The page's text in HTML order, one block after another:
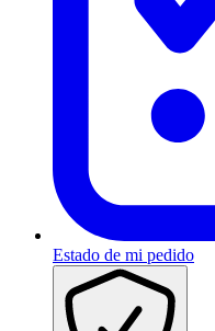
Estado de mi pedido